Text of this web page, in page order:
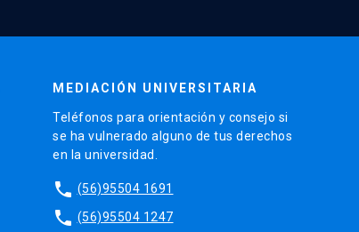
MEDIACIÓN UNIVERSITARIA
Teléfonos para orientación y consejo si
se ha vulnerado alguno de tus derechos
en la universidad.
phone (56)95504 1691
phone (56)95504 1247